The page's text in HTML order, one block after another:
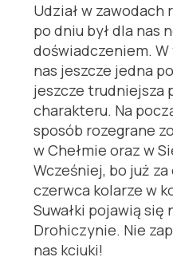
Udział w
po dniu był dla nas
doświadczeniem.
nas jeszcze jedna
jeszcze trudniejsza
charakteru. Na
sposób rozegrane
w Chełmie oraz w
Wcześniej, bo już
czerwca kolarze w
Suwałki pojawią się
Drohiczynie. Nie
nas kciuki!